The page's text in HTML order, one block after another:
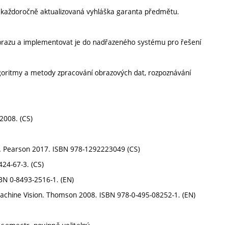
aktualizovaná vyhláška garanta předmětu.
a implementovat je do nadřazeného systému pro řešení
a metody zpracování obrazových dat, rozpoznávání
(CS)
2017. ISBN 978-1292223049 (CS)
67-3. (CS)
0-8493-2516-1. (EN)
Vision. Thomson 2008. ISBN 978-0-495-08252-1. (EN)